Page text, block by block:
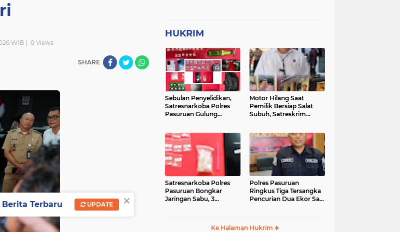
WIB | 0 Views
SHARE
HUKRIM
Sebulan Penyelidikan,
Satresnarkoba Polres
Pasuruan Gulung
Motor Hilang Saat
Pemilik Bersiap Salat
Subuh, Satreskrim
Satresnarkoba Polres
Pasuruan Bongkar
Jaringan Sabu, 3
Polres Pasuruan
Ringkus Tiga Tersangka
Pencurian Dua Ekor Sapi
Ke Halaman Hukrim
×
Berita Terbaru UPDATE